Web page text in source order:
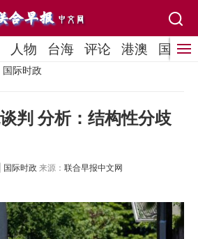
人物 台海 评论 港澳 国际
国际时政
判 分析：结构性分歧
国际时政 来源： 联合早报中文网